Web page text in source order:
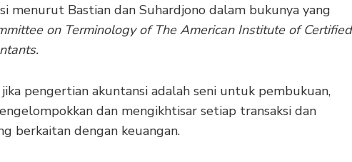
menurut Bastian dan Suhardjono dalam bukunya yang
on Terminology of The American Institute of Certified
pengertian akuntansi adalah seni untuk pembukuan,
dan mengikhtisar setiap transaksi dan
berkaitan dengan keuangan.